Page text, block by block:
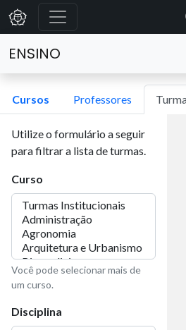
ENSINO
Cursos Professores
Utilize o formulário a seguir
para filtrar a lista de turmas.
Curso
Você pode selecionar mais de
um curso.
Disciplina